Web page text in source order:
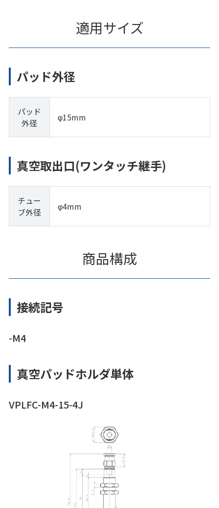
適用サイズ
パッド外径
パッド
外径
φ15mm
真空取出口(ワンタッチ継手)
チュー
ブ外径
φ4mm
商品構成
接続記号
-M4
真空パッドホルダ単体
VPLFC-M4-15-4J